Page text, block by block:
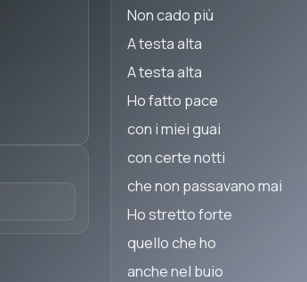
Non cado più
A testa alta
A testa alta
Ho fatto pace
con i miei guai
con certe notti
che non passavano mai
Ho stretto forte
quello che ho
anche nel buio